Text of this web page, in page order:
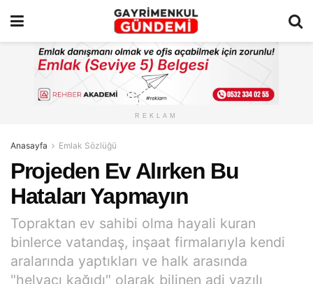
REKLAM
Anasayfa Emlak Sözlüğü
Projeden Ev Alırken Bu
Hataları Yapmayın
Topraktan ev sahibi olma hayali kuran
binlerce vatandaş, inşaat firmalarıyla kendi
aralarında yaptıkları ve halk arasında
"helvacı kağıdı" olarak bilinen adi yazılı